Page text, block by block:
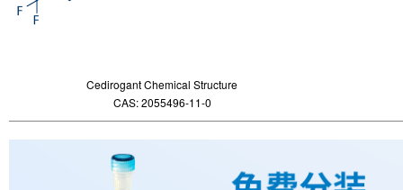
Cedirogant Chemical Structure
CAS: 2055496-11-0